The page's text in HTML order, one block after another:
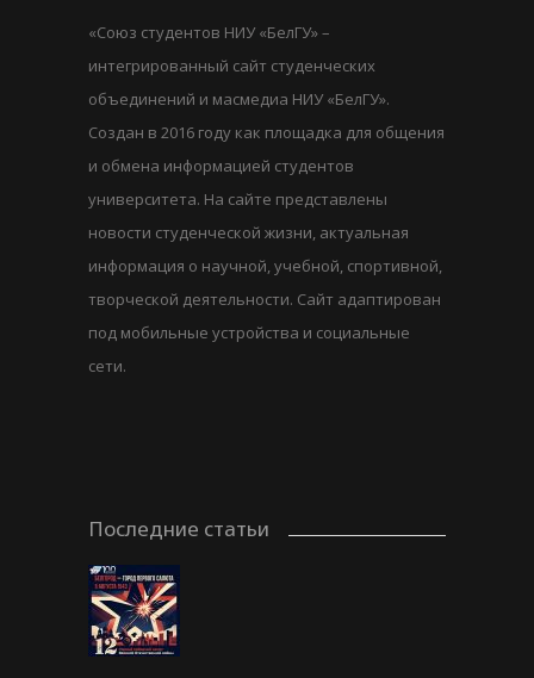
«Союз студентов НИУ «БелГУ» –
интегрированный сайт студенческих
объединений и масмедиа НИУ «БелГУ».
Создан в 2016 году как площадка для общения
и обмена информацией студентов
университета. На сайте представлены
новости студенческой жизни, актуальная
информация о научной, учебной, спортивной,
творческой деятельности. Сайт адаптирован
под мобильные устройства и социальные
сети.
Последние статьи